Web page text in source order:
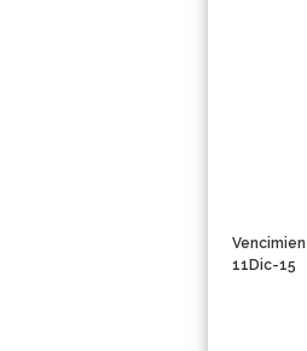
11Dic-15